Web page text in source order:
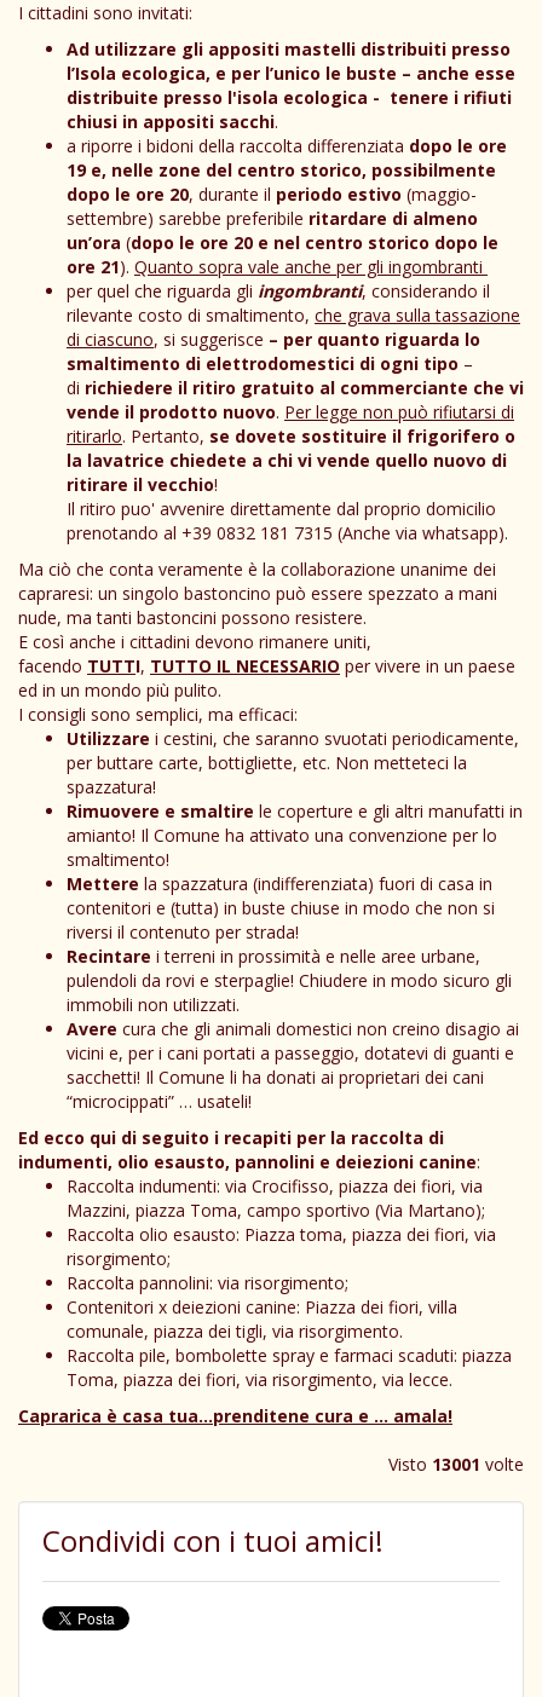
I cittadini sono invitati:
Ad utilizzare gli appositi mastelli distribuiti presso
l’Isola ecologica, e per l’unico le buste – anche esse
distribuite presso l'isola ecologica - tenere i rifiuti
chiusi in appositi sacchi.
a riporre i bidoni della raccolta differenziata dopo le ore
19 e, nelle zone del centro storico, possibilmente
dopo le ore 20, durante il periodo estivo (maggio-
settembre) sarebbe preferibile ritardare di almeno
un’ora (dopo le ore 20 e nel centro storico dopo le
ore 21). Quanto sopra vale anche per gli ingombranti
per quel che riguarda gli ingombranti, considerando il
rilevante costo di smaltimento, che grava sulla tassazione
di ciascuno, si suggerisce – per quanto riguarda lo
smaltimento di elettrodomestici di ogni tipo –
di richiedere il ritiro gratuito al commerciante che vi
vende il prodotto nuovo. Per legge non può rifiutarsi di
ritirarlo. Pertanto, se dovete sostituire il frigorifero o
la lavatrice chiedete a chi vi vende quello nuovo di
ritirare il vecchio!
Il ritiro puo' avvenire direttamente dal proprio domicilio
prenotando al +39 0832 181 7315 (Anche via whatsapp).
Ma ciò che conta veramente è la collaborazione unanime dei
capraresi: un singolo bastoncino può essere spezzato a mani
nude, ma tanti bastoncini possono resistere.
E così anche i cittadini devono rimanere uniti,
facendo TUTTI, TUTTO IL NECESSARIO per vivere in un paese
ed in un mondo più pulito.
I consigli sono semplici, ma efficaci:
Utilizzare i cestini, che saranno svuotati periodicamente,
per buttare carte, bottigliette, etc. Non metteteci la
spazzatura!
Rimuovere e smaltire le coperture e gli altri manufatti in
amianto! Il Comune ha attivato una convenzione per lo
smaltimento!
Mettere la spazzatura (indifferenziata) fuori di casa in
contenitori e (tutta) in buste chiuse in modo che non si
riversi il contenuto per strada!
Recintare i terreni in prossimità e nelle aree urbane,
pulendoli da rovi e sterpaglie! Chiudere in modo sicuro gli
immobili non utilizzati.
Avere cura che gli animali domestici non creino disagio ai
vicini e, per i cani portati a passeggio, dotatevi di guanti e
sacchetti! Il Comune li ha donati ai proprietari dei cani
“microcippati” … usateli!
Ed ecco qui di seguito i recapiti per la raccolta di
indumenti, olio esausto, pannolini e deiezioni canine:
Raccolta indumenti: via Crocifisso, piazza dei fiori, via
Mazzini, piazza Toma, campo sportivo (Via Martano);
Raccolta olio esausto: Piazza toma, piazza dei fiori, via
risorgimento;
Raccolta pannolini: via risorgimento;
Contenitori x deiezioni canine: Piazza dei fiori, villa
comunale, piazza dei tigli, via risorgimento.
Raccolta pile, bombolette spray e farmaci scaduti: piazza
Toma, piazza dei fiori, via risorgimento, via lecce.
Caprarica è casa tua…prenditene cura e … amala!
Visto 13001 volte
Condividi con i tuoi amici!